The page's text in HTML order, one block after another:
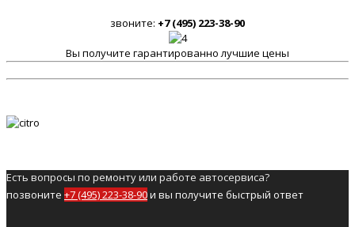
звоните: +7 (495) 223-38-90
Вы получите гарантированно лучшие цены
Есть вопросы по ремонту или работе автосервиса?
позвоните +7 (495) 223-38-90и вы получите быстрый ответ